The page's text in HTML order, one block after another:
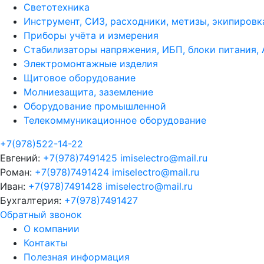
Светотехника
Инструмент, СИЗ, расходники, метизы,
Приборы учёта и измерения
Стабилизаторы напряжения, ИБП, блоки питания,
Электромонтажные изделия
Щитовое оборудование
Молниезащита, заземление
Оборудование промышленной
Телекоммуникационное оборудование
+7(978)522-14-22
Евгений: +7(978)7491425 imiselectro@mail.ru
Роман: +7(978)7491424 imiselectro@mail.ru
Иван: +7(978)7491428 imiselectro@mail.ru
Бухгалтерия: +7(978)7491427
Обратный звонок
О компании
Контакты
Полезная информация